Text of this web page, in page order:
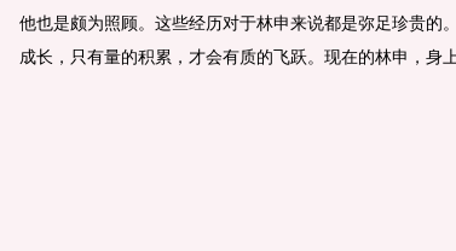
他也是颇为照顾。这些经历对于林申来说都是弥足珍贵的
成长，只有量的积累，才会有质的飞跃。现在的林申，身